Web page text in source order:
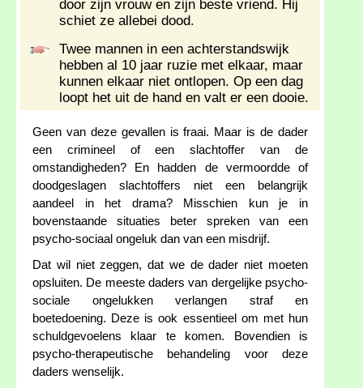
door zijn vrouw en zijn beste vriend. Hij
schiet ze allebei dood.
Twee mannen in een achterstandswijk
hebben al 10 jaar ruzie met elkaar, maar
kunnen elkaar niet ontlopen. Op een dag
loopt het uit de hand en valt er een dooie.
Geen van deze gevallen is fraai. Maar is de dader
een crimineel of een slachtoffer van de
omstandigheden? En hadden de vermoordde of
doodgeslagen slachtoffers niet een belangrijk
aandeel in het drama? Misschien kun je in
bovenstaande situaties beter spreken van een
psycho-sociaal ongeluk dan van een misdrijf.
Dat wil niet zeggen, dat we de dader niet moeten
opsluiten. De meeste daders van dergelijke psycho-
sociale ongelukken verlangen straf en
boetedoening. Deze is ook essentieel om met hun
schuldgevoelens klaar te komen. Bovendien is
psycho-therapeutische behandeling voor deze
daders wenselijk.